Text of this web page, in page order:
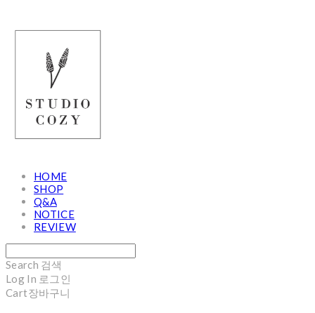
HOME
SHOP
Q&A
NOTICE
REVIEW
Search 검색
Log In 로그인
Cart장바구니